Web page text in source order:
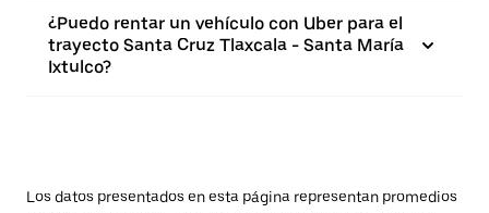
¿Puedo rentar un vehículo con Uber para el
trayecto Santa Cruz Tlaxcala - Santa María
Ixtulco?
Los datos presentados en esta página representan promedios